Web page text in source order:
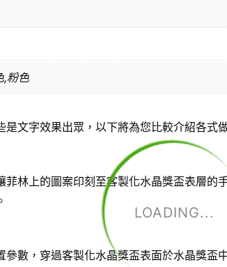
LOADING...
,粉色
文字效果出眾，以下將為您比較介紹各
林上的圖案印刻至客製化水晶獎盃表層
數，穿過客製化水晶獎盃表面於水晶獎